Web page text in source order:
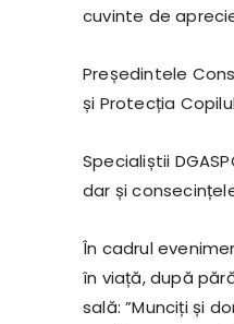
cuvinte de
Președintele
și Protecția
Specialiștii
dar și
În cadrul
în viață, după
sală: ”Munciți și